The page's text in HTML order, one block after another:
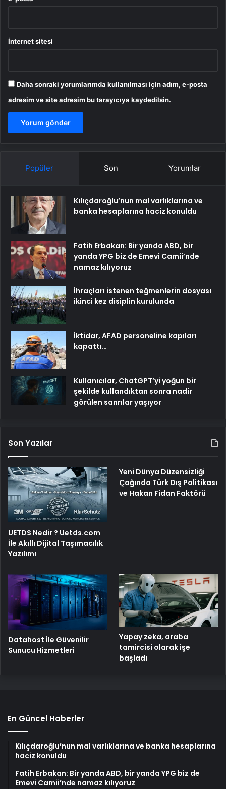
İnternet sitesi
Daha sonraki yorumlarımda kullanılması için adım, e-posta
adresim ve site adresim bu tarayıcıya kaydedilsin.
Popüler Son Yorumlar
Kılıçdaroğlu’nun mal varlıklarına ve
banka hesaplarına haciz konuldu
Fatih Erbakan: Bir yanda ABD, bir
yanda YPG biz de Emevi Camii’nde
namaz kılıyoruz
İhraçları istenen teğmenlerin dosyası
ikinci kez disiplin kurulunda
İktidar, AFAD personeline kapıları
kapattı…
Kullanıcılar, ChatGPT’yi yoğun bir
şekilde kullandıktan sonra nadir
görülen sanrılar yaşıyor
Son Yazılar
UETDS Nedir ? Uetds.com
İle Akıllı Dijital Taşımacılık
Yazılımı
Yeni Dünya Düzensizliği
Çağında Türk Dış Politikası
ve Hakan Fidan Faktörü
Datahost İle Güvenilir
Sunucu Hizmetleri
Yapay zeka, araba
tamircisi olarak işe
başladı
En Güncel Haberler
Kılıçdaroğlu’nun mal varlıklarına ve banka hesaplarına
haciz konuldu
Fatih Erbakan: Bir yanda ABD, bir yanda YPG biz de
Emevi Camii’nde namaz kılıyoruz